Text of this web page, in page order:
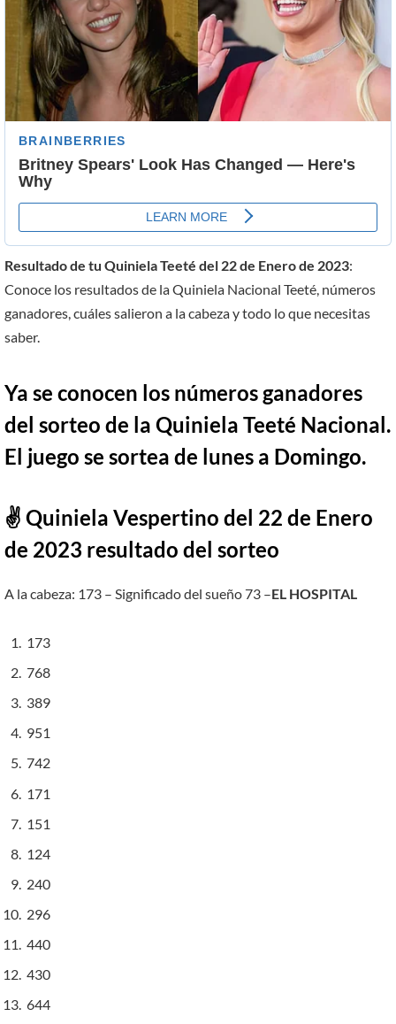
Resultado de tu Quiniela Teeté del 22 de Enero de 2023:
Conoce los resultados de la Quiniela Nacional Teeté, números
ganadores, cuáles salieron a la cabeza y todo lo que necesitas
saber.
Ya se conocen los números ganadores
del sorteo de la Quiniela Teeté Nacional.
El juego se sortea de lunes a Domingo.
✌ Quiniela Vespertino del 22 de Enero
de 2023 resultado del sorteo
A la cabeza: 173 – Significado del sueño 73 –EL HOSPITAL
173
768
389
951
742
171
151
124
240
296
440
430
644